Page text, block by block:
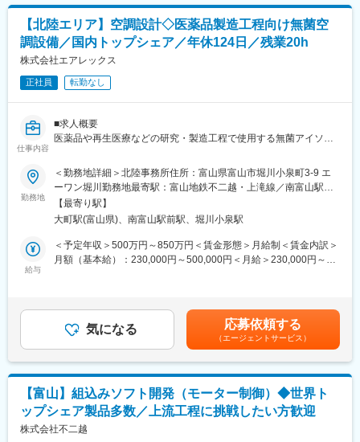
に寄り添いながら営業力を身に着けられる環境です。
■当社について：
「計測で未来を測り、半導体で未来を創る」というパーパスを掲
げ、半導体製造装置部門と精密測定機器部門という2つの事業領域
により、安定した収益を実現すると共に、両事業間のシナジーを
半導体ウェハテスト装置世界トップシェアとなり、高い製品力を
誇っております。
変更の範囲：会社の定める業務
■入社後の流れ
入社後3~6か月ほど座学研修や現場でのojtを行いながらじっくり
業界理解を深めていただきます。
■担当顧客数
・北関東～中国地方までの範囲で1人当たり10数社程度を担当し
ていただきます。
・顧客によっては月に1回程度、国内出張があります (宿泊を伴う
場合があります※会社規定により出張手当があります)
・40代～50代の社員が多く営業部門は課長、主任、メンバーの3
名で運営しています。
・現在担当エリアなどはありませんが、長期的には担当エリアを
■当社について：
る製品を提供しています。大学との産学共同研究やベンチャー企
業の設立など、安定した経営基盤を築きながら、世界のモノづく
りに貢献しています。社員の7割は未経験からスタートしており、
自動車業界、サービス業界、福祉業界など異業種からの転職者が
多く活躍しています。
変更の範囲：会社の定める業務
性があります。月給(月額)は固定手当を含めた表記です。
【北陸エリア】空調設計◇医薬品製造工程向け無菌空
調設備／国内トップシェア／年休124日／残業20h
株式会社エアレックス
正社員 転勤なし
仕事内容
■求人概要
医薬品や再生医療などの研究・製造工程で使用する無菌アイソレ
て、特殊空調設備の空調設計をお任せします。機械/設備そのもの
よりも空調設備による「室内の空気の流れ」を専門に設計するた
め、設備や建築に関する知識/経験も活かせる仕事です。
■募集背景
再生医療関係の需要は今後も伸びていくと予想されており、今回
は受注増加に対応するための増員募集を行っています。
見積りを決定。
・並行してより詳細に湿度や温度などの計算を実施。空調に必要
なファンなどの機器の大きさや台数を具体的に割り出し、配置・
の設計を実施。
・最終的な空気の湿度や温度を計算し全体を調整。施工会社と取
り付けに関する打ち合わせなどを行い、状況確認と微修正をして
業務完了。
勤務地
＜勤務地詳細＞北陸事務所住所：富山県富山市堀川小泉町3-9 エ
ーワン堀川勤務地最寄駅：富山地鉄不二越・上滝線／南富山駅受
動喫煙対策：屋内全面禁煙変更の範囲：無
【最寄り駅】
大町駅(富山県)、南富山駅前駅、堀川小泉駅
給与
＜予定年収＞500万円～850万円＜賃金形態＞月給制＜賃金内訳＞
月額（基本給）：230,000円～500,000円＜月給＞230,000円～
45万円＋賞与)610万円 入社5年目、33歳(月給37万円＋賞与)530
万円 入社4年目、27歳(月給30万円＋賞与)賃金はあくまでも目安
の金額であり、選考を通じて上下する可能性があります。月給(月
額)は固定手当を含めた表記です。
気になる 応募依頼する
（エージェントサービス）
【富山】組込みソフト開発（モーター制御）◆世界ト
ップシェア製品多数／上流工程に挑戦したい方歓迎
株式会社不二越